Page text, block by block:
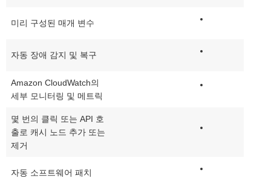
미리 구성된 매개 변수
자동 장애 감지 및 복구
Amazon CloudWatch의
세부 모니터링 및 메트릭
몇 번의 클릭 또는 API 호
출로 캐시 노드 추가 또는
제거
자동 소프트웨어 패치